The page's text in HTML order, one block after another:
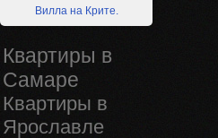
Вилла на Крите.
Квартиры в
Самаре
Квартиры в
Ярославле